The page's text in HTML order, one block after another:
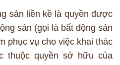
sản liền kề là quyền được
sản (gọi là bất động sản
phục vụ cho việc khai thác
thuộc quyền sở hữu của